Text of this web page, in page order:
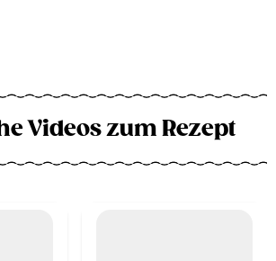
Videos zum Rezept